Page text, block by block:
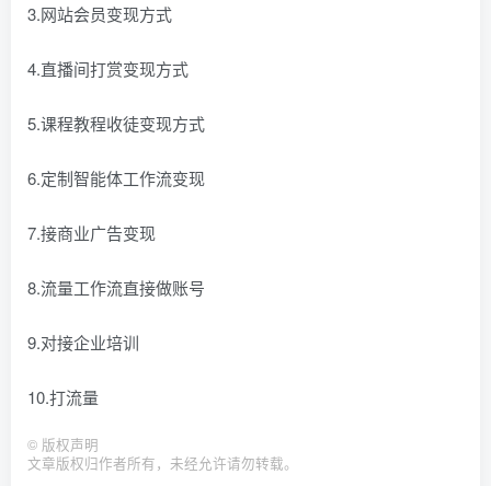
3.网站会员变现方式
4.直播间打赏变现方式
5.课程教程收徒变现方式
6.定制智能体工作流变现
7.接商业广告变现
8.流量工作流直接做账号
9.对接企业培训
10.打流量
© 版权声明
文章版权归作者所有，未经允许请勿转载。